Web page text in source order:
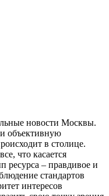
новости Москвы.
объективную
в столице.
что касается
– правдивое и
стандартов
интересов